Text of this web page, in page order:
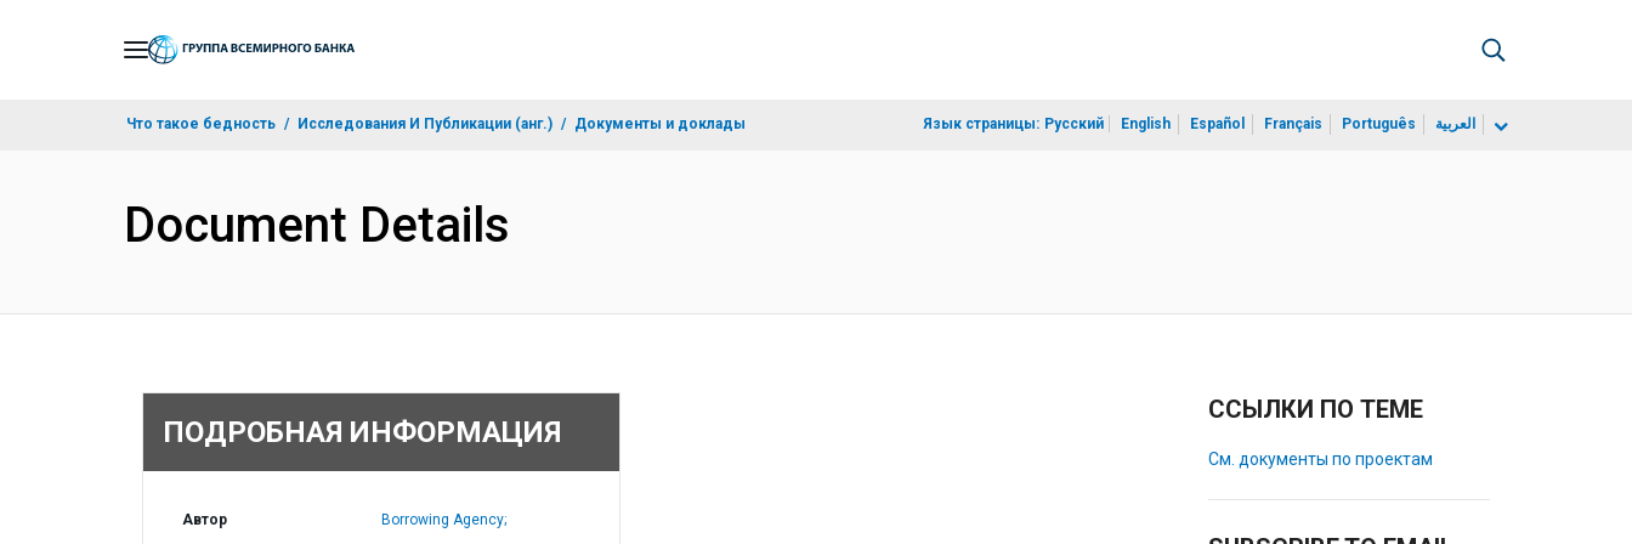
Что такое бедность Исследования И Публикации (анг.) Документы и доклады Язык страницы: Русский English Español Français Português العربية
Document Details
ПОДРОБНАЯ ИНФОРМАЦИЯ
Автор Borrowing Agency;
ССЫЛКИ ПО ТЕМЕ
См. документы по проектам